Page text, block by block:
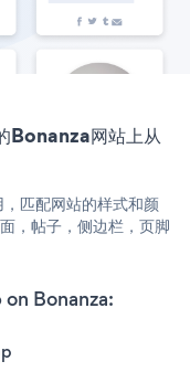
Bonanza网站上从
匹配网站的样式和颜
，帖子，侧边栏，页脚
Bonanza: